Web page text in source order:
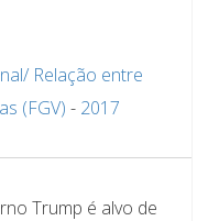
Relação entre
(FGV) - 2017
Trump é alvo de